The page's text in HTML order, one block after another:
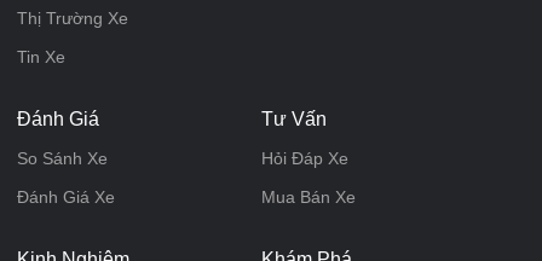
Thị Trường Xe
Tin Xe
Đánh Giá
So Sánh Xe
Đánh Giá Xe
Tư Vấn
Hỏi Đáp Xe
Mua Bán Xe